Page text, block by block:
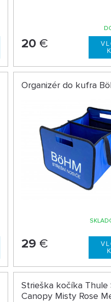
20 €
Organizér do kufra
29 €
Strieška kočíka Thule
Canopy Misty Rose